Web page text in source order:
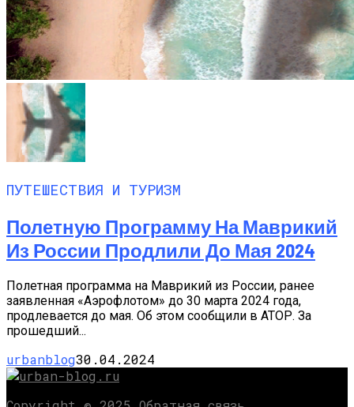
ПУТЕШЕСТВИЯ И ТУРИЗМ
Полетную Программу На Маврикий
Из России Продлили До Мая 2024
Полетная программа на Маврикий из России, ранее
заявленная «Аэрофлотом» до 30 марта 2024 года,
продлевается до мая. Об этом сообщили в АТОР. За
прошедший...
urbanblog30.04.2024